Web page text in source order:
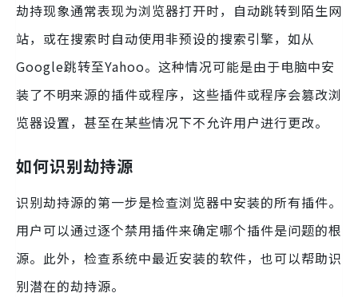
劫持现象通常表现为浏览器打开时，自动跳转到陌生网
站，或在搜索时自动使用非预设的搜索引擎，如从
Google跳转至Yahoo。这种情况可能是由于电脑中安
装了不明来源的插件或程序，这些插件或程序会篡改浏
览器设置，甚至在某些情况下不允许用户进行更改。
如何识别劫持源
识别劫持源的第一步是检查浏览器中安装的所有插件。
用户可以通过逐个禁用插件来确定哪个插件是问题的根
源。此外，检查系统中最近安装的软件，也可以帮助识
别潜在的劫持源。